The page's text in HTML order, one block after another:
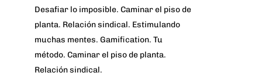
Desafiar lo imposible. Caminar el piso de
planta. Relación sindical. Estimulando
muchas mentes. Gamification. Tu
método. Caminar el piso de planta.
Relación sindical.